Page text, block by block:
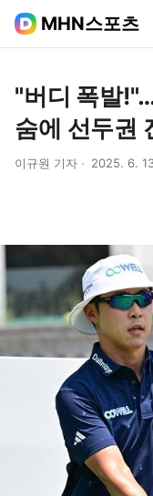
MHN스포츠
"버디 폭발
숨에 선두권
이규원 기자 2025. 6.